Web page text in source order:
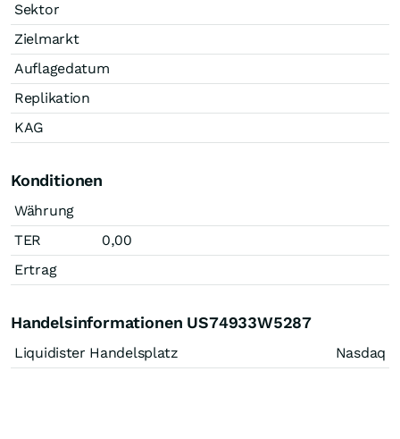
Sektor
Zielmarkt
Auflagedatum
Replikation
KAG
Konditionen
Währung
TER
0,00
Ertrag
Handelsinformationen US74933W5287
Liquidister Handelsplatz Nasdaq